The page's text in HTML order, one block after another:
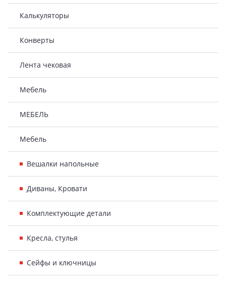
Калькуляторы
Конверты
Лента чековая
Мебель
МЕБЕЛЬ
Мебель
Вешалки напольные
Диваны, Кровати
Комплектующие детали
Кресла, стулья
Сейфы и ключницы